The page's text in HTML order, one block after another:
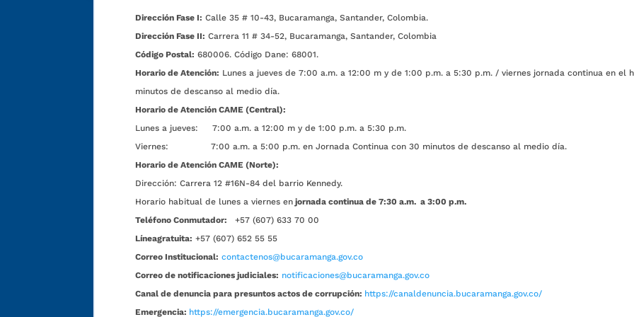
Dirección Fase I: Calle 35 # 10-43, Bucaramanga, Santander, Colombia.
Dirección Fase II: Carrera 11 # 34-52, Bucaramanga, Santander, Colombia
Código Postal: 680006. Código Dane: 68001.
Horario de Atención: Lunes a jueves de 7:00 a.m. a 12:00 m y de 1:00 p.m. a 5:30 p.m. / viernes jornada continua en el
minutos de descanso al medio día.
Horario de Atención CAME (Central):
Lunes a jueves: 7:00 a.m. a 12:00 m y de 1:00 p.m. a 5:30 p.m.
Viernes: 7:00 a.m. a 5:00 p.m. en Jornada Continua con 30 minutos de descanso al medio día.
Horario de Atención CAME (Norte):
Dirección: Carrera 12 #16N-84 del barrio Kennedy.
Horario habitual de lunes a viernes en jornada continua de 7:30 a.m. a 3:00 p.m.
Teléfono Conmutador:
+57 (607) 633 70 00
Líneagratuita: +57 (607) 652 55 55
Correo Institucional: contactenos@bucaramanga.gov.co
Correo de notificaciones judiciales: notificaciones@bucaramanga.gov.co
Canal de denuncia para presuntos actos de corrupción: https://canaldenuncia.bucaramanga.gov.co/
Emergencia: https://emergencia.bucaramanga.gov.co/